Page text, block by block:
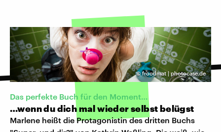
©froodmat | photocase.de
Das perfekte Buch für den Moment…
…wenn du dich mal wieder selbst belügst
Marlene heißt die Protagonistin des dritten Buchs